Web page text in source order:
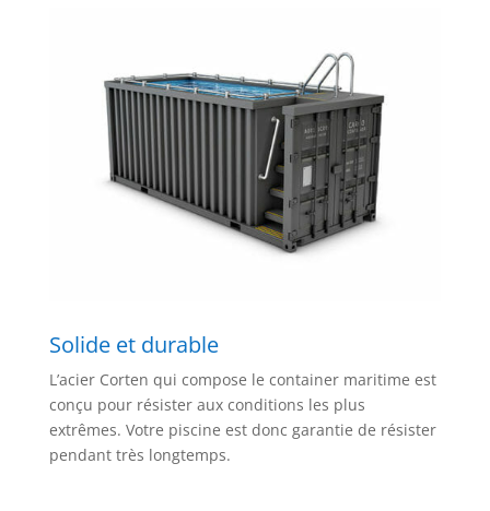
Solide et durable
L’acier Corten qui compose le container maritime est
conçu pour résister aux conditions les plus
extrêmes. Votre piscine est donc garantie de résister
pendant très longtemps.